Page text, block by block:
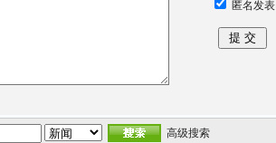
匿名发表
高级搜索